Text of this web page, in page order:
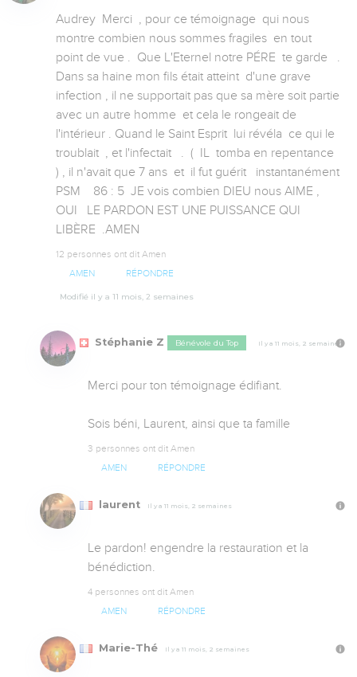
Audrey  Merci  , pour ce témoignage  qui nous
montre combien nous sommes fragiles  en tout
point de vue .  Que L'Eternel notre PÉRE  te garde   .
Dans sa haine mon fils était atteint  d'une grave
infection , il ne supportait pas que sa mère soit partie
avec un autre homme  et cela le rongeait de
l'intérieur . Quand le Saint Esprit  lui révéla  ce qui le
troublait  , et l'infectait   .  (  IL  tomba en repentance
) , il n'avait que 7 ans  et  il fut guérit   instantanément
PSM    86 : 5  JE vois combien DIEU nous AIME ,
OUI   LE PARDON EST UNE PUISSANCE QUI
LIBÈRE  .AMEN
12 personnes ont dit Amen
AMEN RÉPONDRE
Modifié il y a 11 mois, 2 semaines
Stéphanie Z Bénévole du Top Il y a 11 mois, 2 semaines
Merci pour ton témoignage édifiant.
Sois béni, Laurent, ainsi que ta famille
3 personnes ont dit Amen
AMEN RÉPONDRE
laurent Il y a 11 mois, 2 semaines
Le pardon! engendre la restauration et la
bénédiction.
4 personnes ont dit Amen
AMEN RÉPONDRE
Marie-Thé Il y a 11 mois, 2 semaines